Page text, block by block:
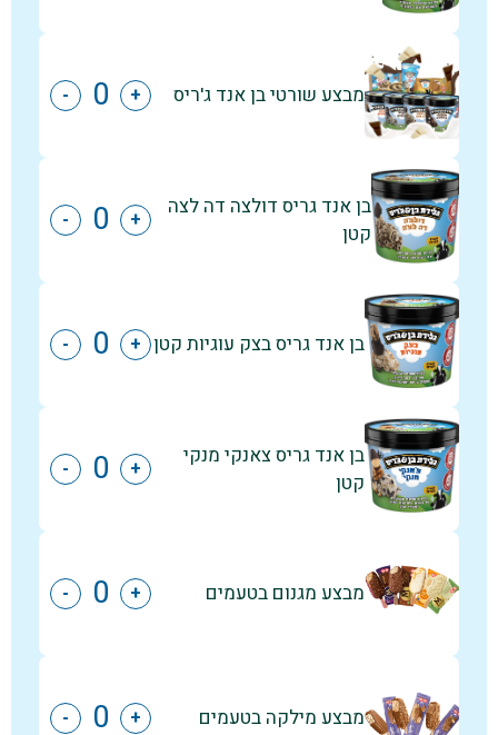
מבצע שורטי בן אנד ג'ריס +
-
בן אנד גריס דולצה דה לצה
קטן
+
-
בן אנד גריס בצק עוגיות קטן +
-
בן אנד גריס צאנקי מנקי
קטן
+
-
מבצע מגנום בטעמים +
-
מבצע מילקה בטעמים +
-